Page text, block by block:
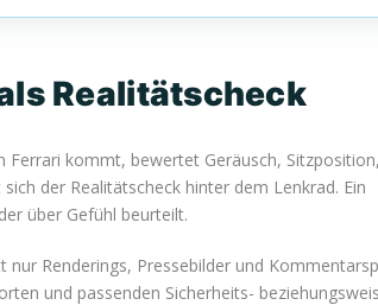
Realitätscheck
Ferrari kommt, bewertet Geräusch,
der Realitätscheck hinter dem Lenkrad. Ein
über Gefühl beurteilt.
nur Renderings, Pressebilder und
und passenden Sicherheits-